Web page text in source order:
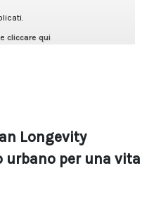
Longevity
per una vita